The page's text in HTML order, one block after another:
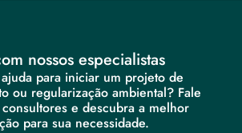
nossos especialistas
para iniciar um projeto de
ou regularização ambiental? Fale
e descubra a melhor
para sua necessidade.